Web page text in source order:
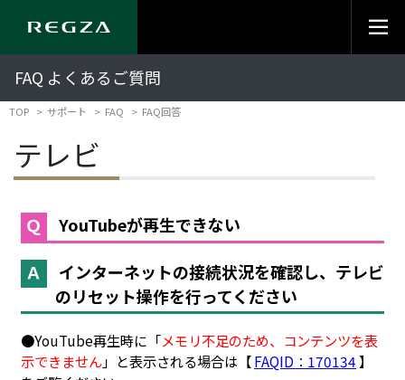
FAQ よくあるご質問
TOP サポート FAQ FAQ回答
テレビ